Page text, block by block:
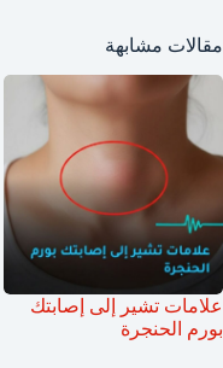
مقالات مشابهة
علامات تشير إلى إصابتك
بورم الحنجرة